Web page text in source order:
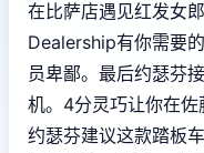
在比萨店遇见红发女
Dealership有你需要
员卑鄙。最后约瑟芬
机。4分灵巧让你在佐
约瑟芬建议这款踏板